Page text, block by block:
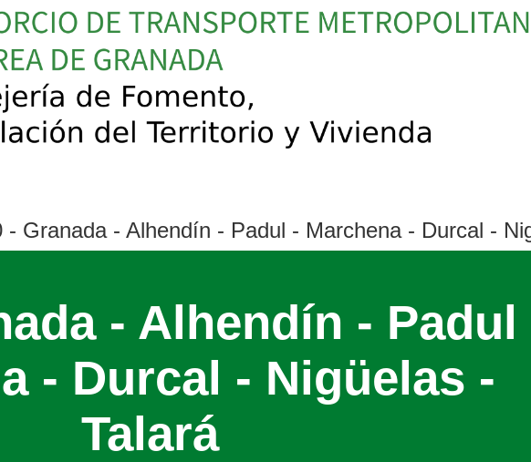
- Granada - Alhendín - Padul - Marchena - Durcal -
- Alhendín - Padul
- Durcal - Nigüelas -
Talará